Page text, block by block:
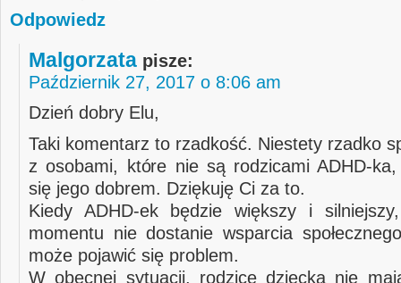
Odpowiedz
Malgorzata pisze:
Październik 27, 2017 o 8:06 am
Dzień dobry Elu,
Taki komentarz to rzadkość. Niestety rzadko
z osobami, które nie są rodzicami ADHD-
się jego dobrem. Dziękuję Ci za to.
Kiedy ADHD-ek będzie większy i
momentu nie dostanie wsparcia
może pojawić się problem.
W obecnej sytuacji, rodzice dziecka nie